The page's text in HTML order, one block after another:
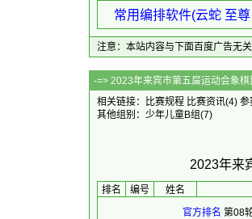
常用编排软件(云蛇 至
注意：本站内容与下面百度广告无
-=> 2023年来宾市第
相关链接：
比赛规程 比赛资讯(4) 参
其他组别： 少年儿童B组(7)
2023年来
排名 编号 姓名
官方排名 第08